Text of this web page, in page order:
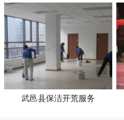
武邑县保洁开荒服务